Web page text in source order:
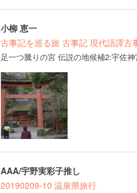
小柳 恵一
古事記を巡る旅 古事記 現代語譯古
足一つ騰りの宮 伝説の地候補2:宇佐
AAA/宇野実彩子推し
20190209-10 温泉県旅行